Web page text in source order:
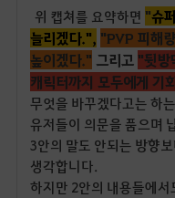
위 캡쳐를 요약하면 "슈
늘리겠다.", "PVP 피해
높이겠다." 그리고 "뒷방
캐릭터까지 모두에게 기
무엇을 바꾸겠다고는 하
유저들이 의문을 품으며
3안의 말도 안되는 방향
생각합니다.
하지만 2안의 내용들에